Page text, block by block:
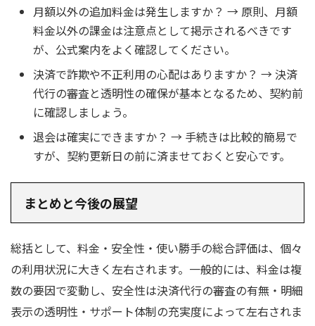
月額以外の追加料金は発生しますか？ → 原則、月額
料金以外の課金は注意点として掲示されるべきです
が、公式案内をよく確認してください。
決済で詐欺や不正利用の心配はありますか？ → 決済
代行の審査と透明性の確保が基本となるため、契約前
に確認しましょう。
退会は確実にできますか？ → 手続きは比較的簡易で
すが、契約更新日の前に済ませておくと安心です。
まとめと今後の展望
総括として、料金・安全性・使い勝手の総合評価は、個々
の利用状況に大きく左右されます。一般的には、料金は複
数の要因で変動し、安全性は決済代行の審査の有無・明細
表示の透明性・サポート体制の充実度によって左右されま